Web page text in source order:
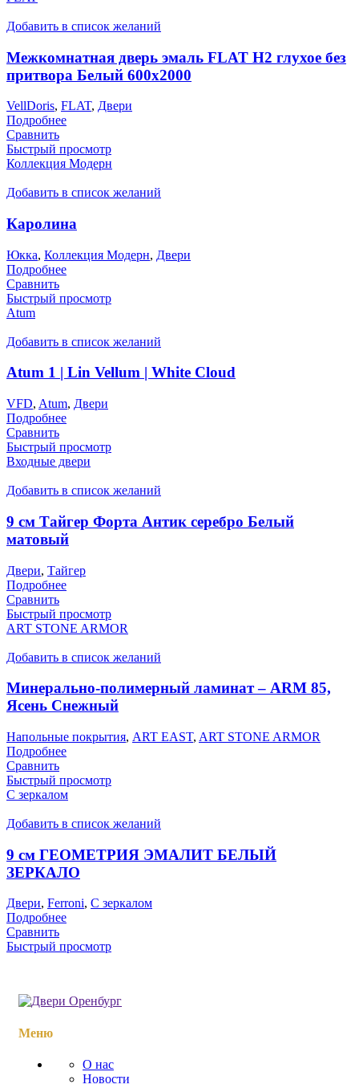
Добавить в список желаний
Межкомнатная дверь эмаль FLAT H2 глухое без
притвора Белый 600х2000
VellDoris, FLAT, Двери
Подробнее
Сравнить
Быстрый просмотр
Коллекция Модерн
Добавить в список желаний
Каролина
Юкка, Коллекция Модерн, Двери
Подробнее
Сравнить
Быстрый просмотр
Atum
Добавить в список желаний
Atum 1 | Lin Vellum | White Cloud
VFD, Atum, Двери
Подробнее
Сравнить
Быстрый просмотр
Входные двери
Добавить в список желаний
9 см Тайгер Форта Антик серебро Белый
матовый
Двери, Тайгер
Подробнее
Сравнить
Быстрый просмотр
ART STONE ARMOR
Добавить в список желаний
Минерально-полимерный ламинат – ARM 85,
Ясень Снежный
Напольные покрытия, ART EAST, ART STONE ARMOR
Подробнее
Сравнить
Быстрый просмотр
С зеркалом
Добавить в список желаний
9 см ГЕОМЕТРИЯ ЭМАЛИТ БЕЛЫЙ
ЗЕРКАЛО
Двери, Ferroni, С зеркалом
Подробнее
Сравнить
Быстрый просмотр
Меню
О нас
Новости